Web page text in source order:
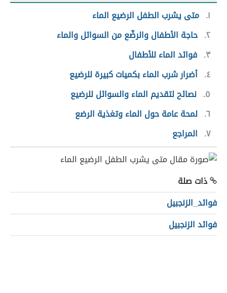
١ متى يشرب الطفل الرضيع الماء
٢ حاجة الأطفال والرضّع من السوائل والماء
٣ فوائد الماء للأطفال
٤ أضرار شرب الماء بكميات كبيرة للرضيع
٥ نصائح لتقديم الماء والسوائل للرضيع
٦ لمحة عامة حول الماء وتغذية الرضع
٧ المراجع
ذات صلة
فوائد_الزنجبيل
فوائد الزنجبيل